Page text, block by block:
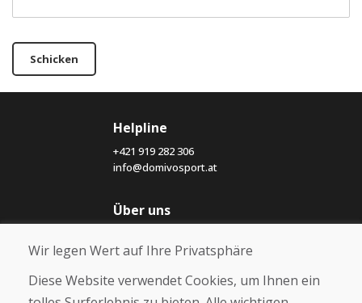
Schicken
Helpline
+421 919 282 306
info@domivosport.at
Über uns
Über uns
Kontakt
Wir legen Wert auf Ihre Privatsphäre
Diese Website verwendet Cookies, um Ihnen ein